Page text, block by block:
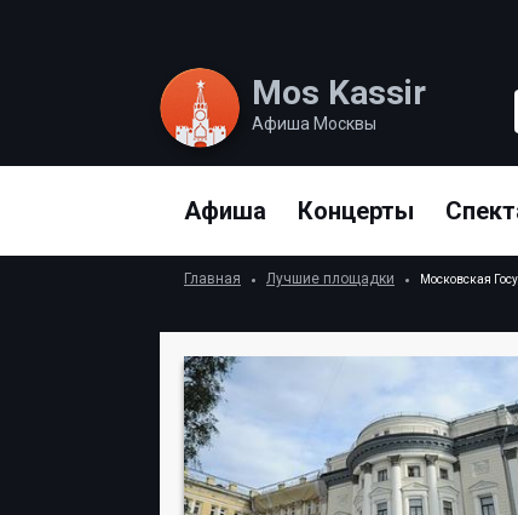
Mos Kassir
Афиша Москвы
Афиша Концерты
Главная Лучшие площадки Московская